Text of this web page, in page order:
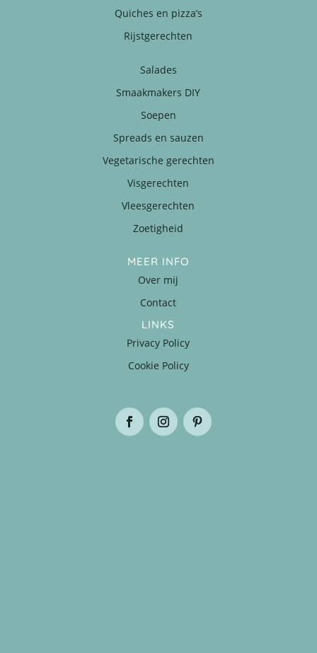
Quiches en pizza’s
Rijstgerechten
Salades
Smaakmakers DIY
Soepen
Spreads en sauzen
Vegetarische gerechten
Visgerechten
Vleesgerechten
Zoetigheid
MEER INFO
Over mij
Contact
LINKS
Privacy Policy
Cookie Policy